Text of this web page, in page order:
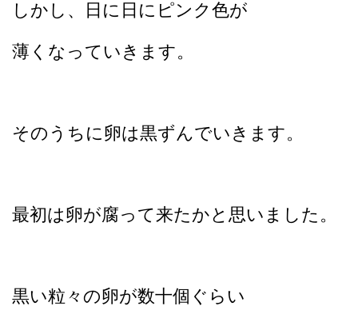
しかし、日に日にピンク色が
薄くなっていきます。
そのうちに卵は黒ずんでいきます。
最初は卵が腐って来たかと思いました。
黒い粒々の卵が数十個ぐらい